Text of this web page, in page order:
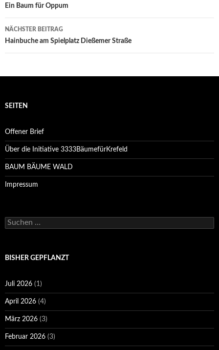
Navigation
Ein Baum für Oppum
NÄCHSTER BEITRAG
Hainbuche am Spielplatz Dießemer Straße
SEITEN
Offener Brief
Über die Initiative 3333BäumefürKrefeld
BAUM BÄUME WALD
Impressum
Suchen
nach:
BISHER GEPFLANZT
Juli 2026 (1)
April 2026 (4)
März 2026 (3)
Februar 2026 (3)